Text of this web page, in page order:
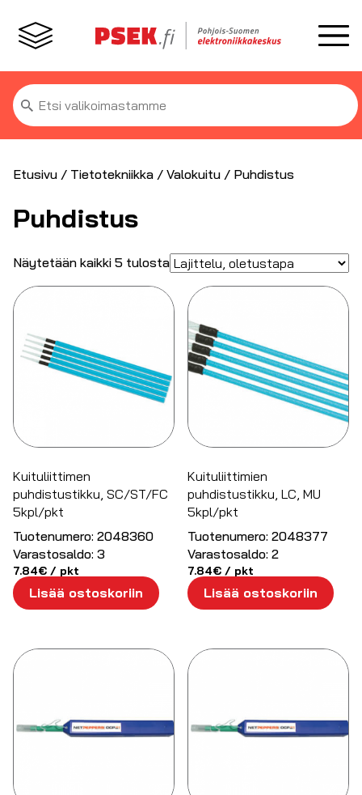
Etsi:
Etusivu / Tietotekniikka / Valokuitu / Puhdistus
Puhdistus
Näytetään kaikki 5 tulosta
Kuituliittimen
puhdistustikku, SC/ST/FC
5kpl/pkt
Tuotenumero: 2048360
Varastosaldo: 3
7.84€ / pkt
Lisää ostoskoriin
Kuituliittimien
puhdistustikku, LC, MU
5kpl/pkt
Tuotenumero: 2048377
Varastosaldo: 2
7.84€ / pkt
Lisää ostoskoriin